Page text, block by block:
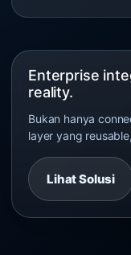
Enterprise
reality.
Bukan hanya
layer yang
Lihat Solusi